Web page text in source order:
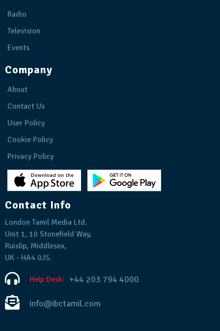
Radio
Television
Events
Company
About
Contact Us
User Policy
Cookie Policy
Privacy Policy
Contact Info
London Tamil Media Ltd.
Unit 1, 10 Stonefield Way,
Ruislip, Middlesex,
UK - HA4 0JS.
Help Desk: +44 203 794 4000
info@ibctamil.com